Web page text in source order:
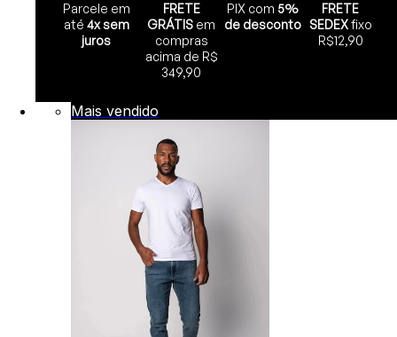
Parcele em
até 4x sem
juros
FRETE
GRÁTIS em
compras
acima de R$
349,90
PIX com 5%
de desconto
FRETE
SEDEXfixo
R$12,90